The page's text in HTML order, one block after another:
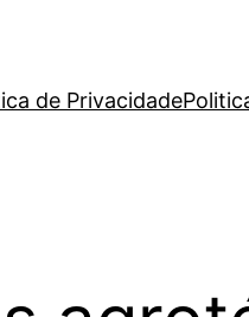
de Privacidade